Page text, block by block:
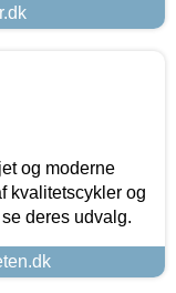
og moderne
kvalitetscykler og
deres udvalg.